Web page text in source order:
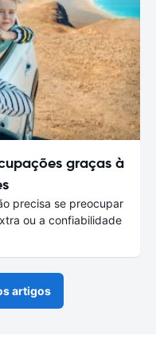
graças à
precisa se preocupar
ou a confiabilidade
artigos